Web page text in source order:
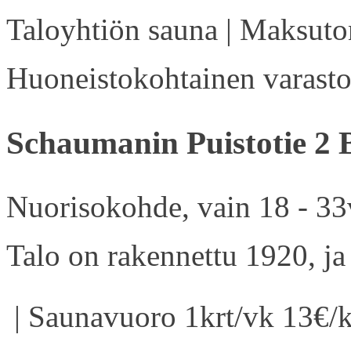
Taloyhtiön sauna |
Huoneistokohtainen
Schaumanin Puistotie 2
Nuorisokohde, vain 18 -
Talo on rakennettu 1920,
| Saunavuoro 1krt/vk